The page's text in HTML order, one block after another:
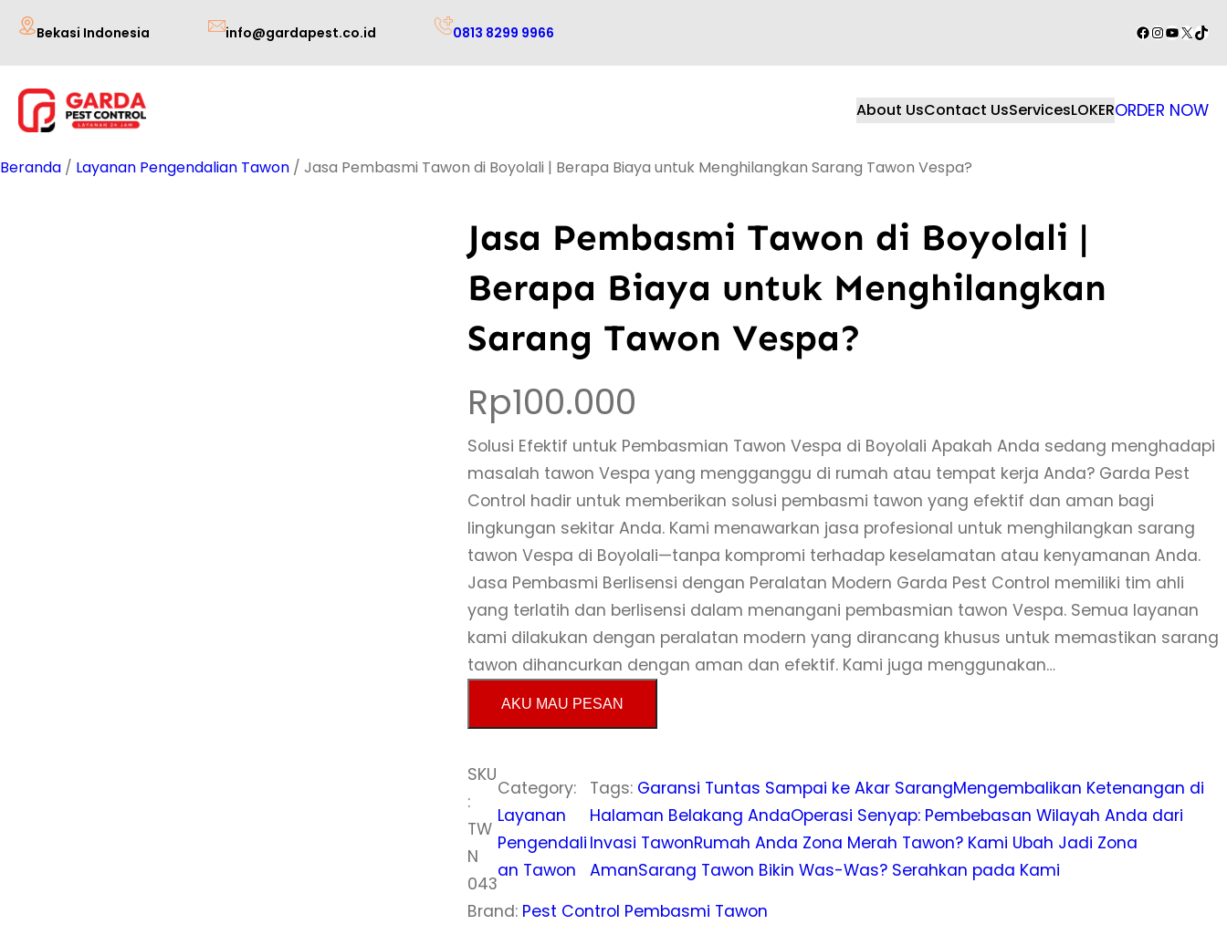
Lewati
konten
Bekasi Indonesia info@gardapest.co.id 0813 8299 9966 Facebook
Instagram
YouTube
X
About UsContact UsServicesLOKERORDER NOW
Beranda / Layanan Pengendalian Tawon / Jasa Pembasmi Tawon di Boyolali | Berapa Biaya untuk Menghilangkan Sarang Tawon Vespa?
Jasa Pembasmi Tawon di Boyolali |
Berapa Biaya untuk Menghilangkan
Sarang Tawon Vespa?
Rp100.000
Solusi Efektif untuk Pembasmian Tawon Vespa di Boyolali Apakah Anda sedang menghadapi
masalah tawon Vespa yang mengganggu di rumah atau tempat kerja Anda? Garda Pest
Control hadir untuk memberikan solusi pembasmi tawon yang efektif dan aman bagi
lingkungan sekitar Anda. Kami menawarkan jasa profesional untuk menghilangkan sarang
tawon Vespa di Boyolali—tanpa kompromi terhadap keselamatan atau kenyamanan Anda.
Jasa Pembasmi Berlisensi dengan Peralatan Modern Garda Pest Control memiliki tim ahli
yang terlatih dan berlisensi dalam menangani pembasmian tawon Vespa. Semua layanan
kami dilakukan dengan peralatan modern yang dirancang khusus untuk memastikan sarang
tawon dihancurkan dengan aman dan efektif. Kami juga menggunakan…
AKU MAU PESAN
SKU
:
TW
N
043
Category:
Layanan
Pengendali
an Tawon
Tags: Garansi Tuntas Sampai ke Akar SarangMengembalikan Ketenangan di
Halaman Belakang AndaOperasi Senyap: Pembebasan Wilayah Anda dari
Invasi TawonRumah Anda Zona Merah Tawon? Kami Ubah Jadi Zona
AmanSarang Tawon Bikin Was-Was? Serahkan pada Kami
Brand: Pest Control Pembasmi Tawon